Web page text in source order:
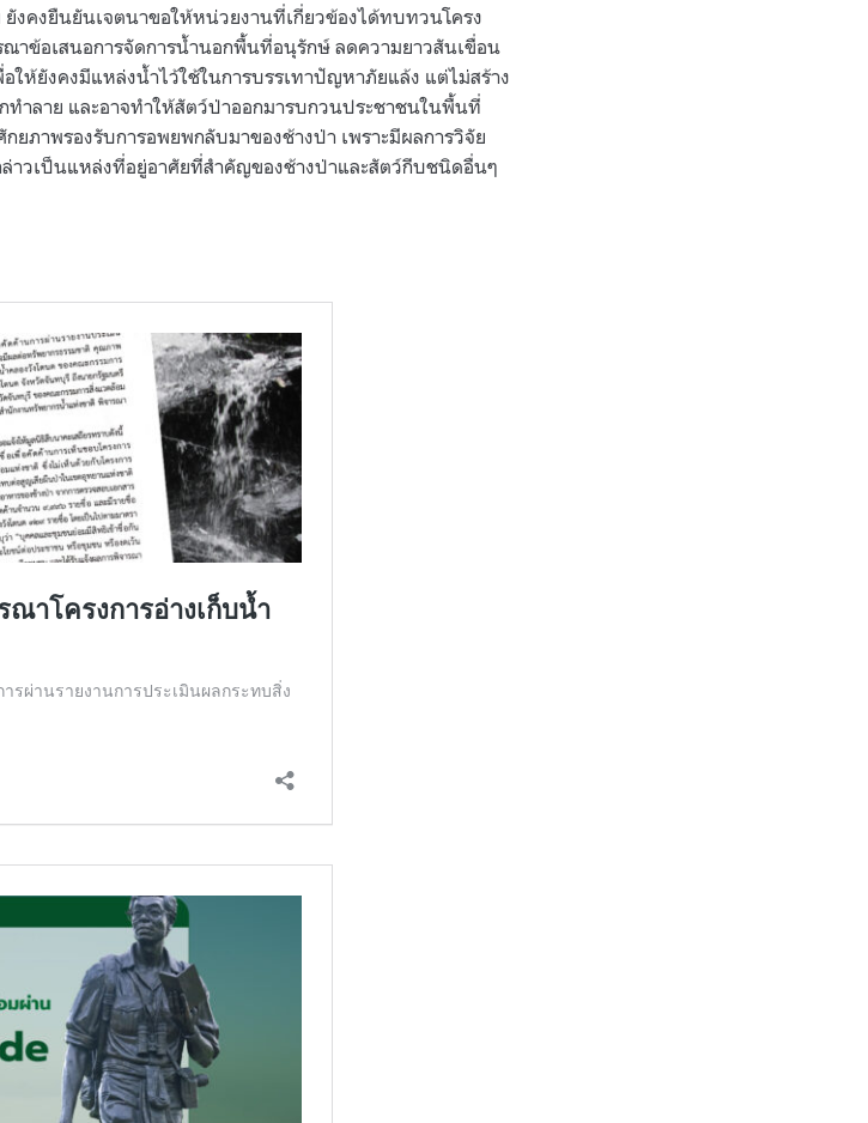
งคงยืนยันเจตนาขอให้หน่วยงานที่เกี่ยวข้องได้ทบทวนโครง
าข้อเสนอการจัดการน้ำนอกพื้นที่อนุรักษ์ ลดความยาวสันเขื่อน
ห้ยังคงมีแหล่งน้ำไว้ใช้ในการบรรเทาปัญหาภัยแล้ง แต่ไม่สร้าง
ำลาย และอาจทำให้สัตว์ป่าออกมารบกวนประชาชนในพื้นที่
ภาพรองรับการอพยพกลับมาของช้างป่า เพราะมีผลการวิจัย
าวเป็นแหล่งที่อยู่อาศัยที่สำคัญของช้างป่าและสัตว์กีบชนิดอื่นๆ